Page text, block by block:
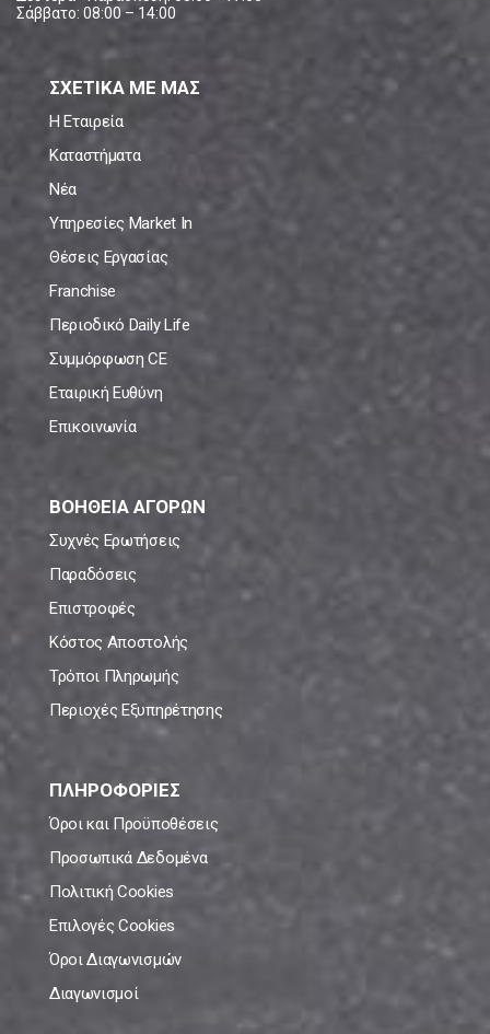
Σάββατο: 08:00 – 14:00
ΣΧΕΤΙΚΑ ΜΕ ΜΑΣ
Η Εταιρεία
Καταστήματα
Νέα
Υπηρεσίες Market In
Θέσεις Εργασίας
Franchise
Περιοδικό Daily Life
Συμμόρφωση CE
Εταιρική Ευθύνη
Επικοινωνία
ΒΟΗΘΕΙΑ ΑΓΟΡΩΝ
Συχνές Ερωτήσεις
Παραδόσεις
Επιστροφές
Κόστος Αποστολής
Τρόποι Πληρωμής
Περιοχές Εξυπηρέτησης
ΠΛΗΡΟΦΟΡΙΕΣ
Όροι και Προϋποθέσεις
Προσωπικά Δεδομένα
Πολιτική Cookies
Επιλογές Cookies
Όροι Διαγωνισμών
Διαγωνισμοί